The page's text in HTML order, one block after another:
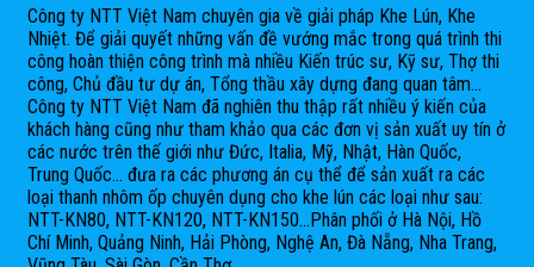
Công ty NTT Việt Nam chuyên gia về giải pháp Khe Lún, Khe
Nhiệt. Để giải quyết những vấn đề vướng mắc trong quá trình thi
công hoàn thiện công trình mà nhiều Kiến trúc sư, Kỹ sư, Thợ thi
công, Chủ đầu tư dự án, Tổng thầu xây dựng đang quan tâm…
Công ty NTT Việt Nam đã nghiên thu thập rất nhiều ý kiến của
khách hàng cũng như tham khảo qua các đơn vị sản xuất uy tín ở
các nước trên thế giới như Đức, Italia, Mỹ, Nhật, Hàn Quốc,
Trung Quốc… đưa ra các phương án cụ thể để sản xuất ra các
loại thanh nhôm ốp chuyên dụng cho khe lún các loại như sau:
NTT-KN80, NTT-KN120, NTT-KN150…Phân phối ở Hà Nội, Hồ
Chí Minh, Quảng Ninh, Hải Phòng, Nghệ An, Đà Nẵng, Nha Trang,